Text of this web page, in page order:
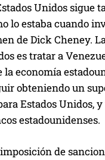
Unidos sigue
lo estaba cuando
de Dick Cheney.
es tratar a
la economía
obteniendo un
Estados Unidos,
estadounidenses.
de